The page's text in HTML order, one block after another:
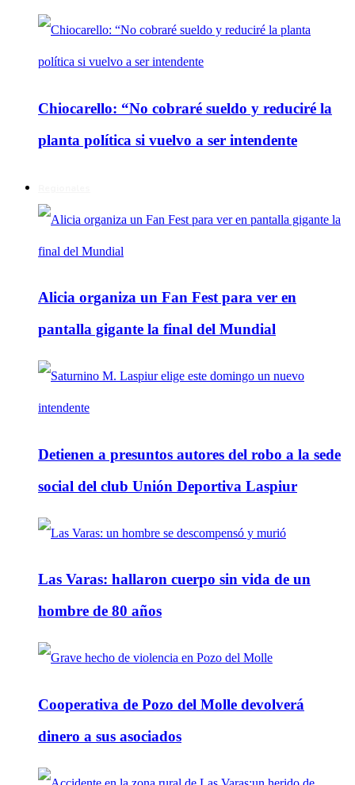
Chiocarello: “No cobraré sueldo y reduciré la
planta política si vuelvo a ser intendente
Alicia organiza un Fan Fest para ver en
pantalla gigante la final del Mundial
Detienen a presuntos autores del robo a la sede
social del club Unión Deportiva Laspiur
Las Varas: hallaron cuerpo sin vida de un
hombre de 80 años
Cooperativa de Pozo del Molle devolverá
dinero a sus asociados